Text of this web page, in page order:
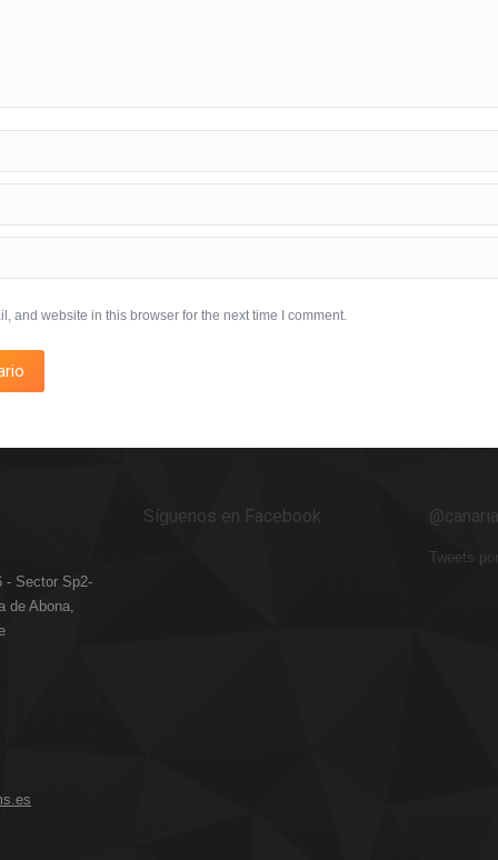
and website in this browser for the next time I comment.
- Sector Sp2-
de Abona,
Síguenos en Facebook
Tweets